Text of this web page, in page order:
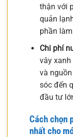
thận với
quản
phần
Chi phí
vây
và
sóc đến
đầu tư
Cách chọn
nhất cho